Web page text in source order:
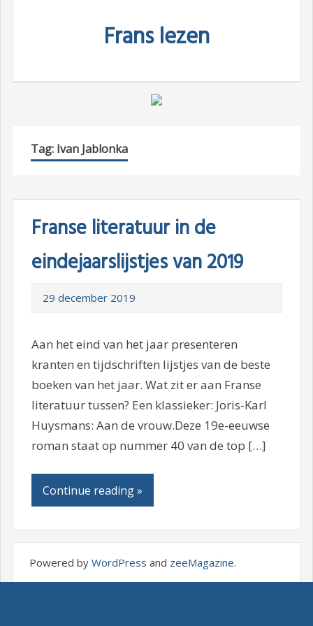
Frans lezen
Tag: Ivan Jablonka
Franse literatuur in de
eindejaarslijstjes van 2019
29 december 2019
Aan het eind van het jaar presenteren
kranten en tijdschriften lijstjes van de beste
boeken van het jaar. Wat zit er aan Franse
literatuur tussen? Een klassieker: Joris-Karl
Huysmans: Aan de vrouw.Deze 19e-eeuwse
roman staat op nummer 40 van de top […]
Continue reading »
Powered by WordPress and zeeMagazine.